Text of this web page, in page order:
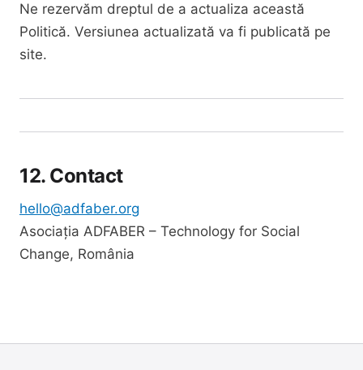
Ne rezervăm dreptul de a actualiza această
Politică. Versiunea actualizată va fi publicată pe
site.
12. Contact
hello@adfaber.org
Asociația ADFABER – Technology for Social
Change, România